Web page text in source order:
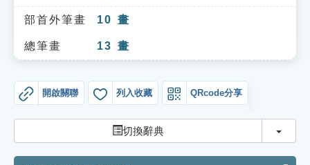
知識索引
單字索引
部首外筆畫 10 畫
總筆畫 13 畫
開啟關聯 列入收藏 QRcode分享
切換辭典 切換